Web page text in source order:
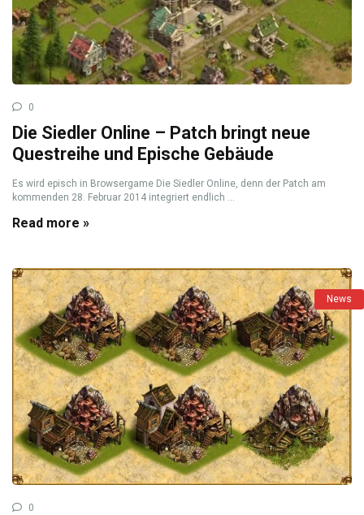
0
Die Siedler Online – Patch bringt neue
Questreihe und Epische Gebäude
Es wird episch in Browsergame Die Siedler Online, denn der Patch am
kommenden 28. Februar 2014 integriert endlich ...
Read more »
News
0